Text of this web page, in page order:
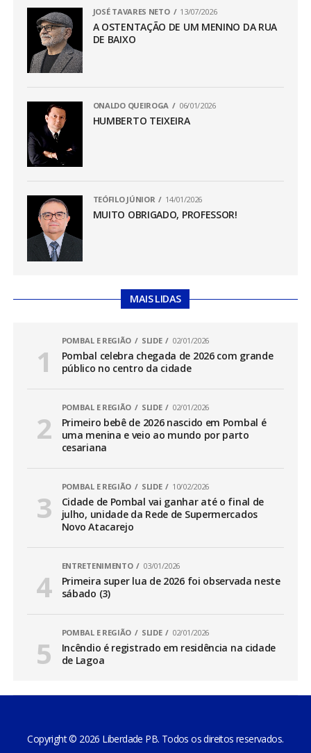
JOSÉ TAVARES NETO 13/07/2026
A OSTENTAÇÃO DE UM MENINO DA RUA
DE BAIXO
ONALDO QUEIROGA 06/01/2026
HUMBERTO TEIXEIRA
TEÓFILO JÚNIOR 14/01/2026
MUITO OBRIGADO, PROFESSOR!
MAIS LIDAS
POMBAL E REGIÃO SLIDE 02/01/2026
Pombal celebra chegada de 2026 com grande
público no centro da cidade
POMBAL E REGIÃO SLIDE 02/01/2026
Primeiro bebê de 2026 nascido em Pombal é
uma menina e veio ao mundo por parto
cesariana
POMBAL E REGIÃO SLIDE 10/02/2026
Cidade de Pombal vai ganhar até o final de
julho, unidade da Rede de Supermercados
Novo Atacarejo
ENTRETENIMENTO 03/01/2026
Primeira super lua de 2026 foi observada neste
sábado (3)
POMBAL E REGIÃO SLIDE 02/01/2026
Incêndio é registrado em residência na cidade
de Lagoa
Copyright © 2026 Liberdade PB. Todos os direitos reservados.